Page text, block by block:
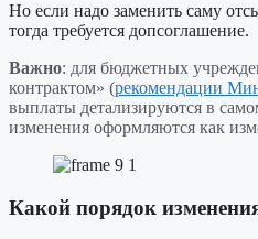
Но если надо заменить саму
тогда требуется допсоглашение.
Важно: для бюджетных
контрактом» (рекомендации
выплаты детализируются в
изменения оформляются как
Какой порядок